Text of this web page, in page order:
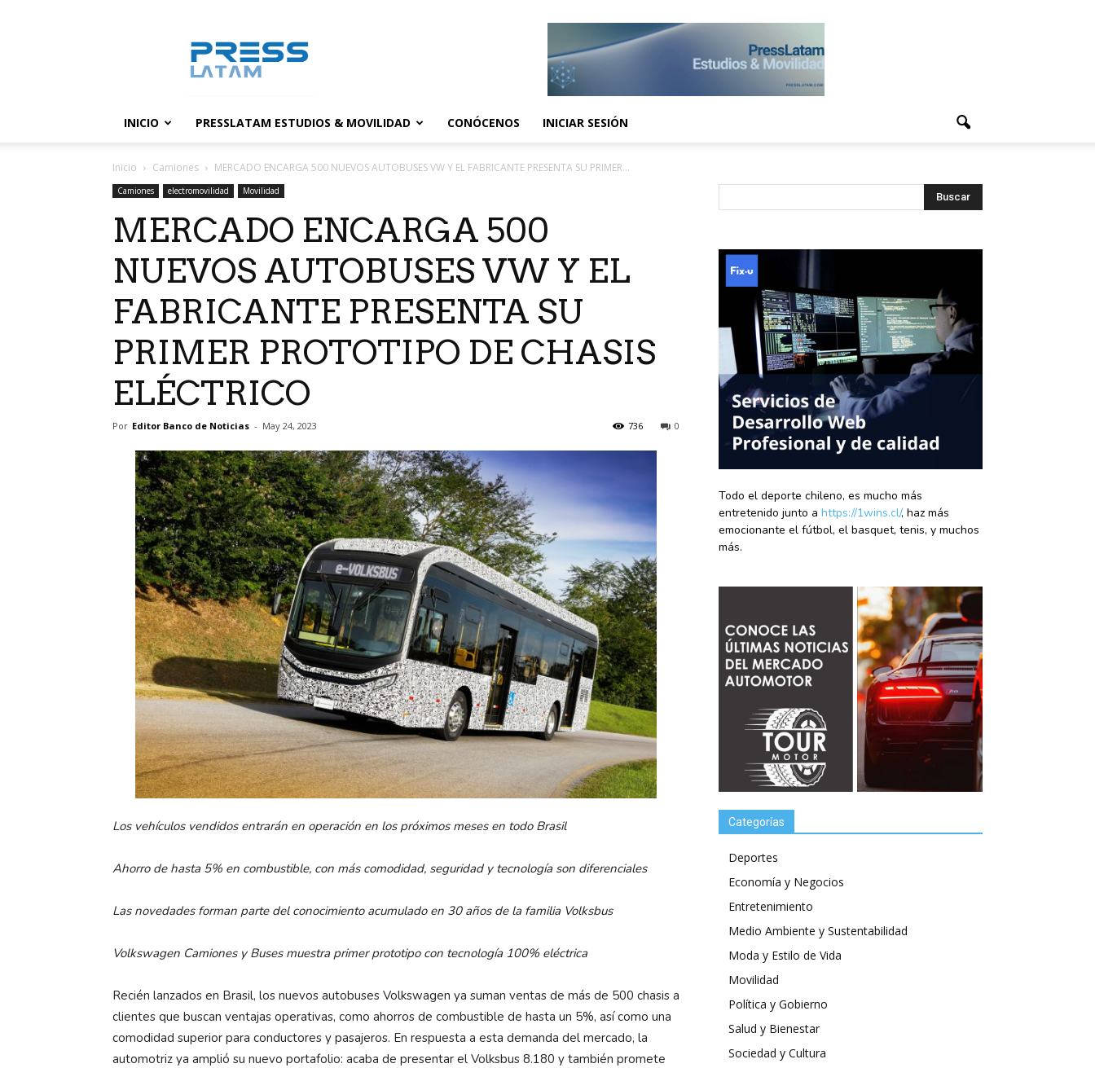
noticias
INICIO PRESSLATAM ESTUDIOS & MOVILIDAD CONÓCENOS INICIAR SESIÓN
Inicio Camiones MERCADO ENCARGA 500 NUEVOS AUTOBUSES VW Y EL FABRICANTE PRESENTA SU PRIMER...
Camiones electromovilidad Movilidad
MERCADO ENCARGA 500
NUEVOS AUTOBUSES VW Y EL
FABRICANTE PRESENTA SU
PRIMER PROTOTIPO DE CHASIS
ELÉCTRICO
Por Editor Banco de Noticias - May 24, 2023 0
736
Los vehículos vendidos entrarán en operación en los próximos meses en todo Brasil
Ahorro de hasta 5% en combustible, con más comodidad, seguridad y tecnología son diferenciales
Las novedades forman parte del conocimiento acumulado en 30 años de la familia Volksbus
Volkswagen Camiones y Buses muestra primer prototipo con tecnología 100% eléctrica
Recién lanzados en Brasil, los nuevos autobuses Volkswagen ya suman ventas de más de 500 chasis a
clientes que buscan ventajas operativas, como ahorros de combustible de hasta un 5%, así como una
comodidad superior para conductores y pasajeros. En respuesta a esta demanda del mercado, la
automotriz ya amplió su nuevo portafolio: acaba de presentar el Volksbus 8.180 y también promete
Todo el deporte chileno, es mucho más
entretenido junto a https://1wins.cl/, haz más
emocionante el fútbol, el basquet, tenis, y muchos
más.
Categorías
Deportes
Economía y Negocios
Entretenimiento
Medio Ambiente y Sustentabilidad
Moda y Estilo de Vida
Movilidad
Política y Gobierno
Salud y Bienestar
Sociedad y Cultura